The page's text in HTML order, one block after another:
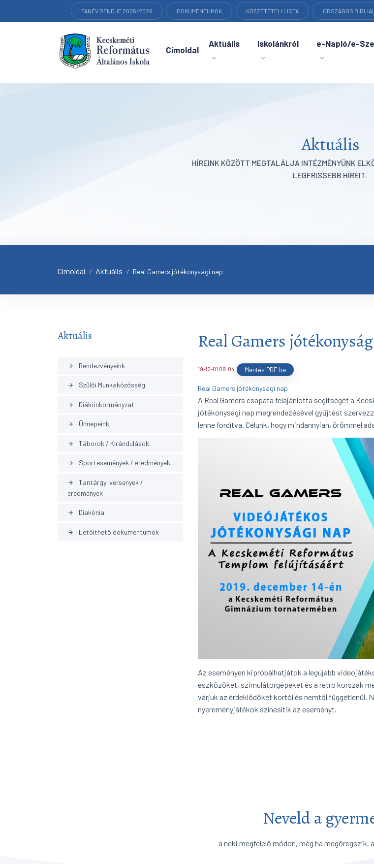
TANÉV RENDJE 2025/2026 DOKUMENTUMOK KÖZZÉTÉTELI LISTA ORSZÁGOS
Címoldal
Aktuális Iskolánkról e-Napló/e-
Aktuális
HÍREINK KÖZÖTT MEGTALÁLJA INTÉZMÉNYÜNK
LEGFRISSEBB HÍREIT.
Címoldal / Aktuális / Real Gamers jótékonysági nap
Aktuális
arrow_forward Rendezvényeink
arrow_forward Szülői Munkaközösség
arrow_forward Diákönkormányzat
arrow_forward Ünnepeink
arrow_forward Táborok / Kirándulások
arrow_forward Sportesemények / eredmények
arrow_forward
Tantárgyi versenyek /
eredmények
arrow_forward Diakónia
arrow_forward Letölthető dokumentumok
Real Gamers
19-12-01 09:04, Mentés PDF-be
Real Gamers jótékonysági nap
A Real Gamers csapata felajánlotta segítségét a
jótékonysági nap megrendezésével gyűjtést
lenne fordítva. Célunk, hogy mindannyian, örömmel
Az eseményen kipróbálhatjátok a legújabb
eszközöket, szimulátorgépeket és a retro korszak
várjuk az érdeklődőket kortól és nemtől függetlenül.
nyereményjátékok színesítik az eseményt.
Neveld a
a neki megfelelő módon, még ha megöregszik,